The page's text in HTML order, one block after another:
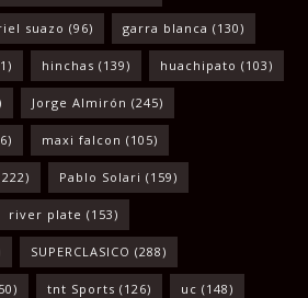
suazo (96) garra blanca (130)
hinchas (139) huachipato (103)
Jorge Almirón (245)
maxi falcon (105)
Pablo Solari (159)
river plate (153)
SUPERCLASICO (288)
tnt Sports (126) uc (148)